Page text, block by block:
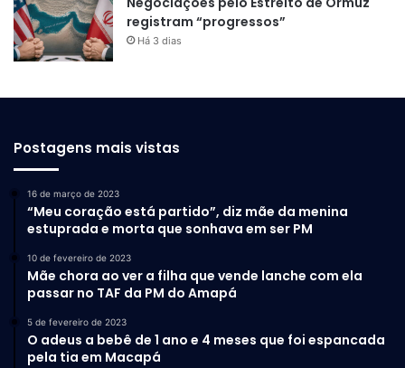
registram “progressos”
Há 3 dias
Postagens mais vistas
16 de março de 2023
“Meu coração está partido”, diz mãe da menina
estuprada e morta que sonhava em ser PM
10 de fevereiro de 2023
Mãe chora ao ver a filha que vende lanche com ela
passar no TAF da PM do Amapá
5 de fevereiro de 2023
O adeus a bebê de 1 ano e 4 meses que foi espancada
pela tia em Macapá